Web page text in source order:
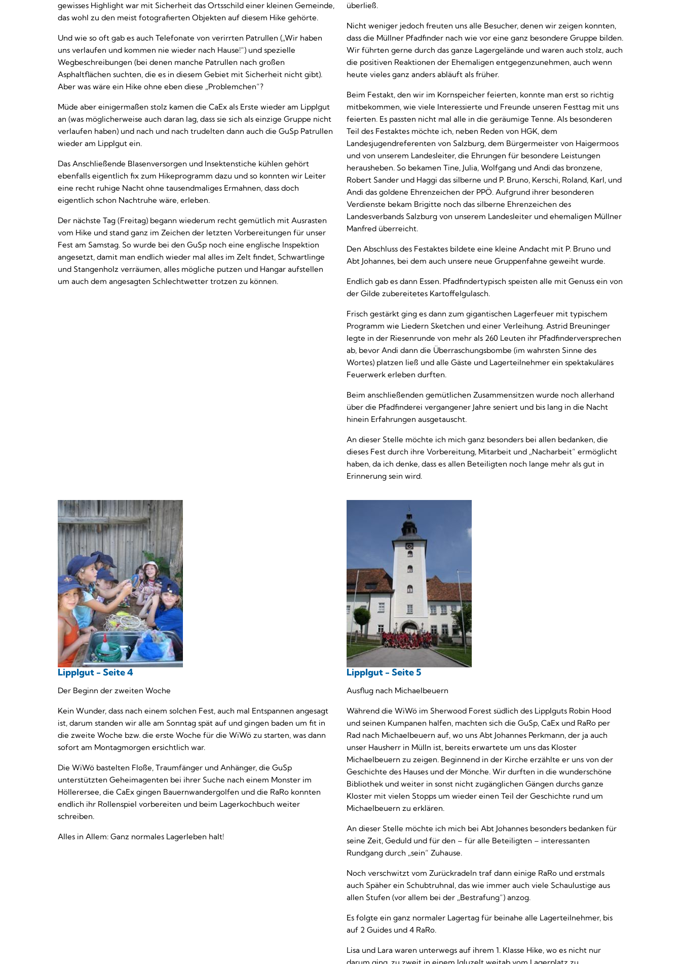
gewisses Highlight war mit Sicherheit das Ortsschild einer kleinen Gemeinde,
das wohl zu den meist fotografierten Objekten auf diesem Hike gehörte.
Und wie so oft gab es auch Telefonate von verirrten Patrullen („Wir haben
uns verlaufen und kommen nie wieder nach Hause!“) und spezielle
Wegbeschreibungen (bei denen manche Patrullen nach großen
Asphaltflächen suchten, die es in diesem Gebiet mit Sicherheit nicht gibt).
Aber was wäre ein Hike ohne eben diese „Problemchen“?
Müde aber einigermaßen stolz kamen die CaEx als Erste wieder am Lipplgut
an (was möglicherweise auch daran lag, dass sie sich als einzige Gruppe nicht
verlaufen haben) und nach und nach trudelten dann auch die GuSp Patrullen
wieder am Lipplgut ein.
Das Anschließende Blasenversorgen und Insektenstiche kühlen gehört
ebenfalls eigentlich fix zum Hikeprogramm dazu und so konnten wir Leiter
eine recht ruhige Nacht ohne tausendmaliges Ermahnen, dass doch
eigentlich schon Nachtruhe wäre, erleben.
Der nächste Tag (Freitag) begann wiederum recht gemütlich mit Ausrasten
vom Hike und stand ganz im Zeichen der letzten Vorbereitungen für unser
Fest am Samstag. So wurde bei den GuSp noch eine englische Inspektion
angesetzt, damit man endlich wieder mal alles im Zelt findet, Schwartlinge
und Stangenholz verräumen, alles mögliche putzen und Hangar aufstellen
um auch dem angesagten Schlechtwetter trotzen zu können.
überließ.
Nicht weniger jedoch freuten uns alle Besucher, denen wir zeigen konnten,
dass die Müllner Pfadfinder nach wie vor eine ganz besondere Gruppe bilden.
Wir führten gerne durch das ganze Lagergelände und waren auch stolz, auch
die positiven Reaktionen der Ehemaligen entgegenzunehmen, auch wenn
heute vieles ganz anders abläuft als früher.
Beim Festakt, den wir im Kornspeicher feierten, konnte man erst so richtig
mitbekommen, wie viele Interessierte und Freunde unseren Festtag mit uns
feierten. Es passten nicht mal alle in die geräumige Tenne. Als besonderen
Teil des Festaktes möchte ich, neben Reden von HGK, dem
Landesjugendreferenten von Salzburg, dem Bürgermeister von Haigermoos
und von unserem Landesleiter, die Ehrungen für besondere Leistungen
herausheben. So bekamen Tine, Julia, Wolfgang und Andi das bronzene,
Robert Sander und Haggi das silberne und P. Bruno, Kerschi, Roland, Karl, und
Andi das goldene Ehrenzeichen der PPÖ. Aufgrund ihrer besonderen
Verdienste bekam Brigitte noch das silberne Ehrenzeichen des
Landesverbands Salzburg von unserem Landesleiter und ehemaligen Müllner
Manfred überreicht.
Den Abschluss des Festaktes bildete eine kleine Andacht mit P. Bruno und
Abt Johannes, bei dem auch unsere neue Gruppenfahne geweiht wurde.
Endlich gab es dann Essen. Pfadfindertypisch speisten alle mit Genuss ein von
der Gilde zubereitetes Kartoffelgulasch.
Frisch gestärkt ging es dann zum gigantischen Lagerfeuer mit typischem
Programm wie Liedern Sketchen und einer Verleihung. Astrid Breuninger
legte in der Riesenrunde von mehr als 260 Leuten ihr Pfadfinderversprechen
ab, bevor Andi dann die Überraschungsbombe (im wahrsten Sinne des
Wortes) platzen ließ und alle Gäste und Lagerteilnehmer ein spektakuläres
Feuerwerk erleben durften.
Beim anschließenden gemütlichen Zusammensitzen wurde noch allerhand
über die Pfadfinderei vergangener Jahre seniert und bis lang in die Nacht
hinein Erfahrungen ausgetauscht.
An dieser Stelle möchte ich mich ganz besonders bei allen bedanken, die
dieses Fest durch ihre Vorbereitung, Mitarbeit und „Nacharbeit“ ermöglicht
haben, da ich denke, dass es allen Beteiligten noch lange mehr als gut in
Erinnerung sein wird.
Lipplgut - Seite 4
Der Beginn der zweiten Woche
Kein Wunder, dass nach einem solchen Fest, auch mal Entspannen angesagt
ist, darum standen wir alle am Sonntag spät auf und gingen baden um fit in
die zweite Woche bzw. die erste Woche für die WiWö zu starten, was dann
sofort am Montagmorgen ersichtlich war.
Die WiWö bastelten Floße, Traumfänger und Anhänger, die GuSp
unterstützten Geheimagenten bei ihrer Suche nach einem Monster im
Höllerersee, die CaEx gingen Bauernwandergolfen und die RaRo konnten
endlich ihr Rollenspiel vorbereiten und beim Lagerkochbuch weiter
schreiben.
Alles in Allem: Ganz normales Lagerleben halt!
Lipplgut - Seite 5
Ausflug nach Michaelbeuern
Während die WiWö im Sherwood Forest südlich des Lipplguts Robin Hood
und seinen Kumpanen halfen, machten sich die GuSp, CaEx und RaRo per
Rad nach Michaelbeuern auf, wo uns Abt Johannes Perkmann, der ja auch
unser Hausherr in Mülln ist, bereits erwartete um uns das Kloster
Michaelbeuern zu zeigen. Beginnend in der Kirche erzählte er uns von der
Geschichte des Hauses und der Mönche. Wir durften in die wunderschöne
Bibliothek und weiter in sonst nicht zugänglichen Gängen durchs ganze
Kloster mit vielen Stopps um wieder einen Teil der Geschichte rund um
Michaelbeuern zu erklären.
An dieser Stelle möchte ich mich bei Abt Johannes besonders bedanken für
seine Zeit, Geduld und für den – für alle Beteiligten – interessanten
Rundgang durch „sein“ Zuhause.
Noch verschwitzt vom Zurückradeln traf dann einige RaRo und erstmals
auch Späher ein Schubtruhnal, das wie immer auch viele Schaulustige aus
allen Stufen (vor allem bei der „Bestrafung“) anzog.
Es folgte ein ganz normaler Lagertag für beinahe alle Lagerteilnehmer, bis
auf 2 Guides und 4 RaRo.
Lisa und Lara waren unterwegs auf ihrem 1. Klasse Hike, wo es nicht nur